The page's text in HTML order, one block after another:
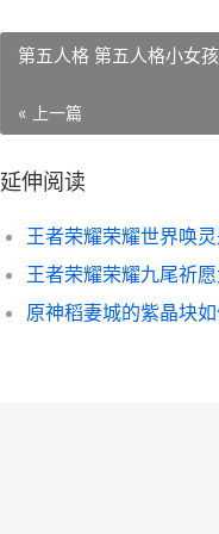
第五人格 第五人格小女
« 上一篇
延伸阅读
王者荣耀荣耀世界唤